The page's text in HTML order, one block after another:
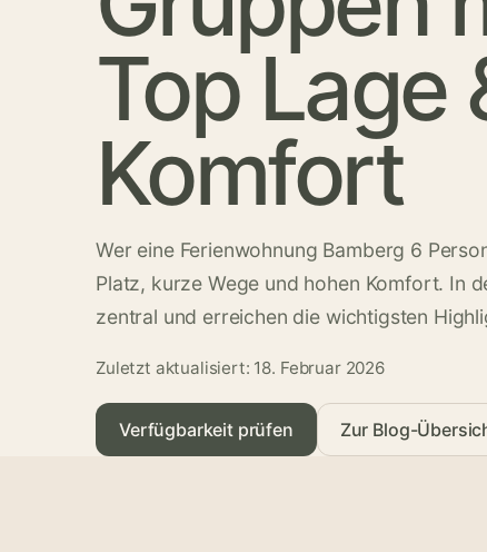
Top Lage
Komfort
Wer eine Ferienwohnung Bamberg 6
Platz, kurze Wege und hohen Komfort. In
zentral und erreichen die wichtigsten
Zuletzt aktualisiert: 18. Februar 2026
Verfügbarkeit prüfen Zur Blog-